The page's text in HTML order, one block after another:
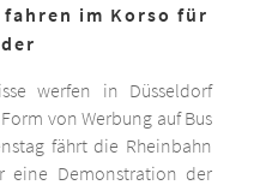
im Korso für
werfen in Düsseldorf
von Werbung auf Bus
fährt die Rheinbahn
eine Demonstration der